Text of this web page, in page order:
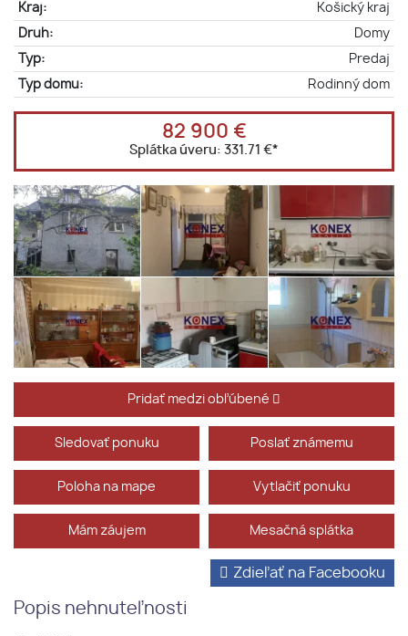
Kraj:
Košický kraj
Druh:
Domy
Typ:
Predaj
Typ domu:
Rodinný dom
82 900 €
Splátka úveru: 331.71 €*
Pridať medzi obľúbené
Sledovať ponuku Poslať známemu
Poloha na mape Vytlačiť ponuku
Mám záujem Mesačná splátka
Popis nehnuteľnosti
Zdieľať na Facebooku